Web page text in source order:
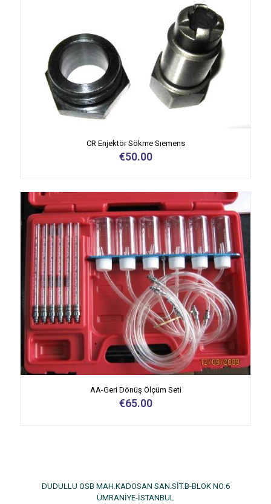
CR Enjektör Sökme Sıemens
€50.00
AA-Geri Dönüş Ölçüm Seti
€65.00
DUDULLU OSB MAH.KADOSAN SAN.SİT.B-BLOK NO:6
ÜMRANİYE-İSTANBUL